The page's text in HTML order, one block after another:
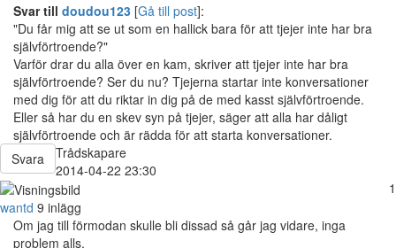
Svar till doudou123 [Gå till post]:
"Du får mig att se ut som en hallick bara för att tjejer inte har bra
självförtroende?"
Varför drar du alla över en kam, skriver att tjejer inte har bra
självförtroende? Ser du nu? Tjejerna startar inte konversationer
med dig för att du riktar in dig på de med kasst självförtroende.
Eller så har du en skev syn på tjejer, säger att alla har dåligt
självförtroende och är rädda för att starta konversationer.
Svara
Trådskapare
2014-04-22 23:30
1
wantd 9 inlägg
Om jag till förmodan skulle bli dissad så går jag vidare, inga
problem alls.